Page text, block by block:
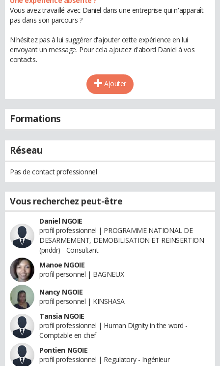
Vous avez travaillé avec Daniel dans une entreprise qui n'apparaît
pas dans son parcours ?
N'hésitez pas à lui suggérer d'ajouter cette expérience en lui
envoyant un message. Pour cela ajoutez d'abord Daniel à vos
contacts.
Ajouter
Formations
Réseau
Pas de contact professionnel
Vous recherchez peut-être
Daniel NGOIE
profil professionnel | PROGRAMME NATIONAL DE
DESARMEMENT, DEMOBILISATION ET REINSERTION
(pnddr) - Consultant
Manoe NGOIE
profil personnel | BAGNEUX
Nancy NGOIE
profil personnel | KINSHASA
Tansia NGOIE
profil professionnel | Human Dignity in the word -
Comptable en chef
Pontien NGOIE
profil professionnel | Regulatory - Ingénieur